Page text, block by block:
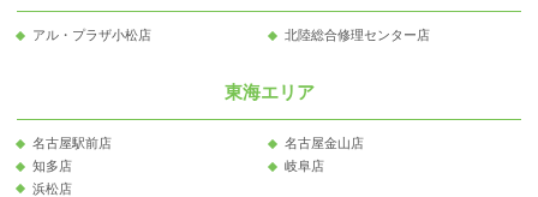
アル・プラザ小松店 北陸総合修理センター店
東海エリア
名古屋駅前店
名古屋金山店
知多店
岐阜店
浜松店